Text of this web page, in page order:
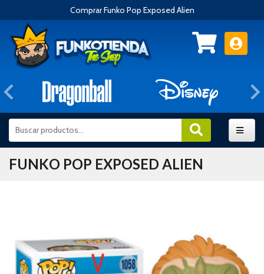
Comprar Funko Pop Exposed Alien
Anterior
FUNKO POP EXPOSED ALIEN